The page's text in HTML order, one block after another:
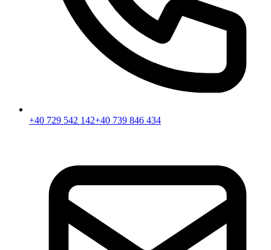
+40 729 542 142+40 739 846 434